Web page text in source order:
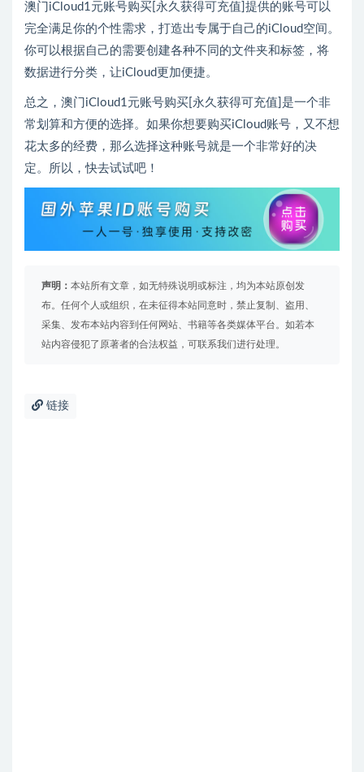
澳门iCloud1元账号购买[永久获得可充值]提供的账号可以
完全满足你的个性需求，打造出专属于自己的iCloud空间。
你可以根据自己的需要创建各种不同的文件夹和标签，将
数据进行分类，让iCloud更加便捷。
总之，澳门iCloud1元账号购买[永久获得可充值]是一个非
常划算和方便的选择。如果你想要购买iCloud账号，又不想
花太多的经费，那么选择这种账号就是一个非常好的决
定。所以，快去试试吧！
声明： 本站所有文章，如无特殊说明或标注，均为本站原创发
布。任何个人或组织，在未征得本站同意时，禁止复制、盗用、
采集、发布本站内容到任何网站、书籍等各类媒体平台。如若本
站内容侵犯了原著者的合法权益，可联系我们进行处理。
链接